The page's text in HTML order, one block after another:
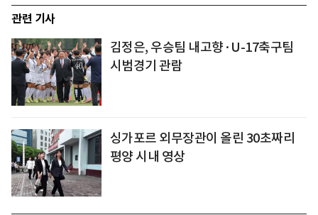
관련 기사
김정은, 우승팀 내고향·U-17축구팀
시범경기 관람
싱가포르 외무장관이 올린 30초짜리
평양 시내 영상